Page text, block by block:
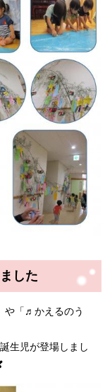
した
や「♬かえるのう
生児が登場しまし